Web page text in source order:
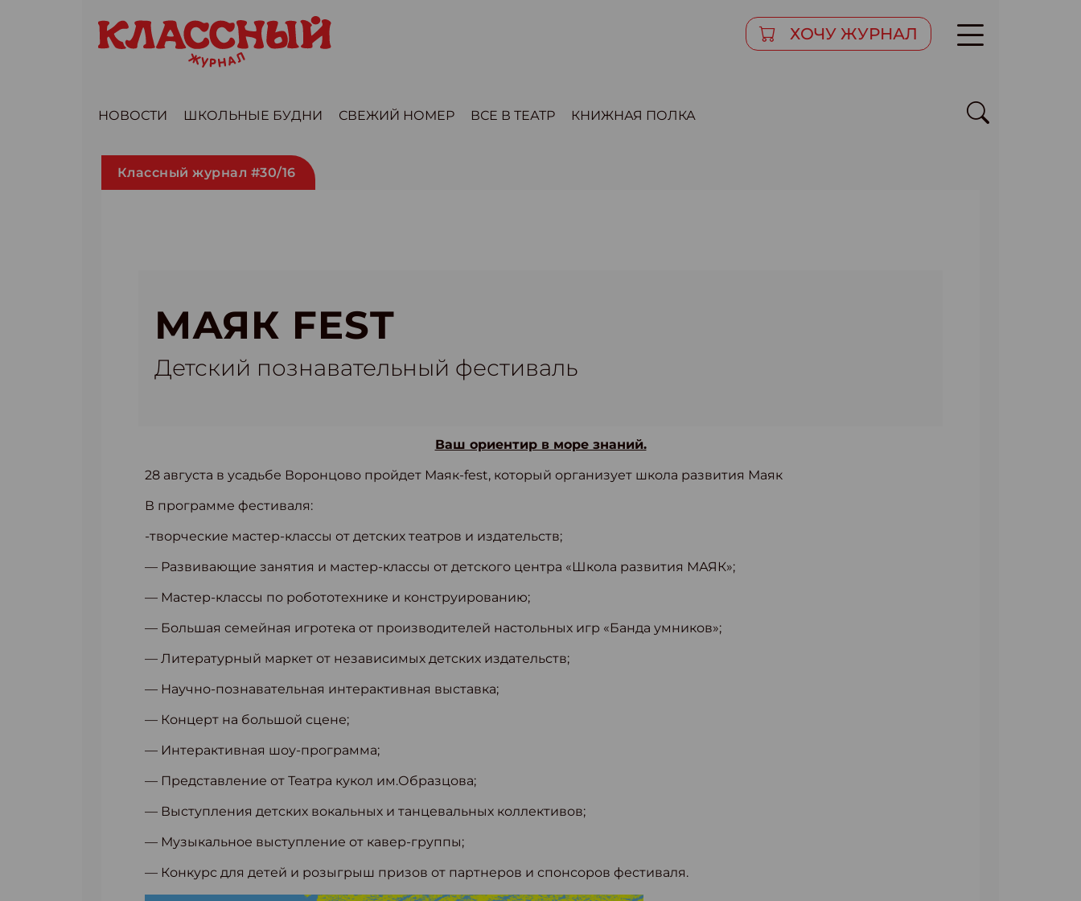
ХОЧУ ЖУРНАЛ
НОВОСТИ ШКОЛЬНЫЕ БУДНИ СВЕЖИЙ НОМЕР ВСЕ В ТЕАТР КНИЖНАЯ ПОЛКА
Классный журнал #30/16
МАЯК FEST
Детский познавательный фестиваль
Ваш ориентир в море знаний.
28 августа в усадьбе Воронцово пройдет Маяк-fest, который организует школа развития Маяк
В программе фестиваля:
-творческие мастер-классы от детских театров и издательств;
— Развивающие занятия и мастер-классы от детского центра «Школа развития МАЯК»;
— Мастер-классы по робототехнике и конструированию;
— Большая семейная игротека от производителей настольных игр «Банда умников»;
— Литературный маркет от независимых детских издательств;
— Научно-познавательная интерактивная выставка;
— Концерт на большой сцене;
— Интерактивная шоу-программа;
— Представление от Театра кукол им.Образцова;
— Выступления детских вокальных и танцевальных коллективов;
— Музыкальное выступление от кавер-группы;
— Конкурс для детей и розыгрыш призов от партнеров и спонсоров фестиваля.